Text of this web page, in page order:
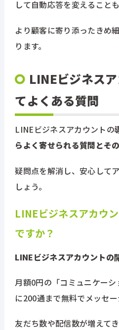
して自動応答を変えることも
より顧客に寄り添ったきめ
ります。
LINEビジネス
てよくある質問
LINEビジネスアカウントの
らよく寄せられる質問とそ
疑問点を解消し、安心して
しょう。
LINEビジネスアカウ
ですか？
LINEビジネスアカウントの
月額0円の「コミュニケー
に200通まで無料でメッセー
友だち数や配信数が増えて